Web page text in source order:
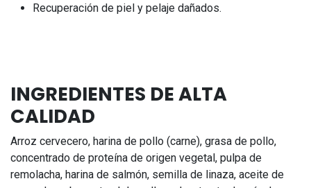
Recuperación de piel y pelaje dañados.
INGREDIENTES DE ALTA
CALIDAD
Arroz cervecero, harina de pollo (carne), grasa de pollo,
concentrado de proteína de origen vegetal, pulpa de
remolacha, harina de salmón, semilla de linaza, aceite de